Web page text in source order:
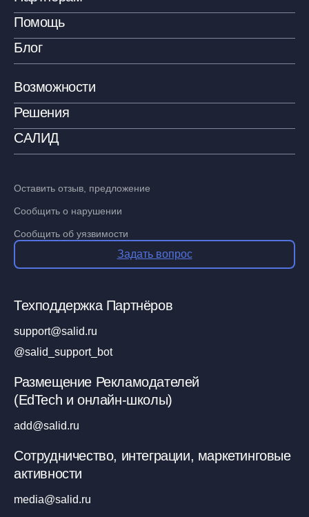
Помощь
Блог
Возможности
Решения
САЛИД
Оставить отзыв, предложение
Сообщить о нарушении
Сообщить об уязвимости
Задать вопрос
Техподдержка Партнёров
support@salid.ru
@salid_support_bot
Размещение Рекламодателей
(EdTech и онлайн-школы)
add@salid.ru
Сотрудничество, интеграции, маркетинговые
активности
media@salid.ru